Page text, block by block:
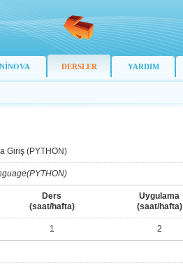
NİNOVA DERSLER YARDIM
Giriş (PYTHON)
Ders
(saat/hafta)
Uygulama
(saat/hafta)
1 2